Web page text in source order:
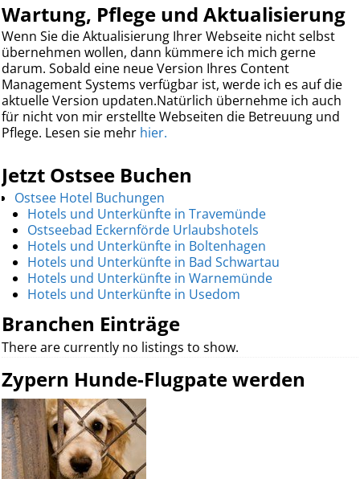
Wartung, Pflege und Aktualisierung
Wenn Sie die Aktualisierung Ihrer Webseite nicht selbst
übernehmen wollen, dann kümmere ich mich gerne
darum. Sobald eine neue Version Ihres Content
Management Systems verfügbar ist, werde ich es auf die
aktuelle Version updaten.Natürlich übernehme ich auch
für nicht von mir erstellte Webseiten die Betreuung und
Pflege. Lesen sie mehr hier.
Jetzt Ostsee Buchen
Ostsee Hotel Buchungen
Hotels und Unterkünfte in Travemünde
Ostseebad Eckernförde Urlaubshotels
Hotels und Unterkünfte in Boltenhagen
Hotels und Unterkünfte in Bad Schwartau
Hotels und Unterkünfte in Warnemünde
Hotels und Unterkünfte in Usedom
Branchen Einträge
There are currently no listings to show.
Zypern Hunde-Flugpate werden